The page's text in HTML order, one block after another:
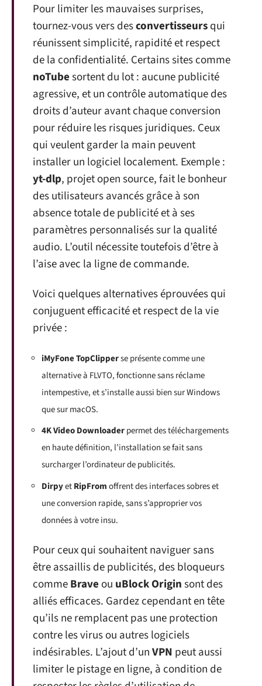
Pour limiter les mauvaises surprises,
tournez-vous vers desconvertisseursqui
réunissent simplicité, rapidité et respect
de la confidentialité. Certains sites comme
noTubesortent du lot : aucune publicité
agressive, et un contrôle automatique des
droits d’auteur avant chaque conversion
pour réduire les risques juridiques. Ceux
qui veulent garder la main peuvent
installer un logiciel localement. Exemple :
yt-dlp, projet open source, fait le bonheur
des utilisateurs avancés grâce à son
absence totale de publicité et à ses
paramètres personnalisés sur la qualité
audio. L’outil nécessite toutefois d’être à
l’aise avec la ligne de commande.
Voici quelques alternatives éprouvées qui
conjuguent efficacité et respect de la vie
privée :
iMyFone TopClipperse présente comme une
alternative à FLVTO, fonctionne sans réclame
intempestive, et s’installe aussi bien sur Windows
que sur macOS.
4K Video Downloaderpermet des téléchargements
en haute définition, l’installation se fait sans
surcharger l’ordinateur de publicités.
DirpyetRipFromoffrent des interfaces sobres et
une conversion rapide, sans s’approprier vos
données à votre insu.
Pour ceux qui souhaitent naviguer sans
être assaillis de publicités, des bloqueurs
commeBrave ou uBlock Originsont des
alliés efficaces. Gardez cependant en tête
qu’ils ne remplacent pas une protection
contre les virus ou autres logiciels
indésirables. L’ajout d’unVPN peut aussi
limiter le pistage en ligne, à condition de